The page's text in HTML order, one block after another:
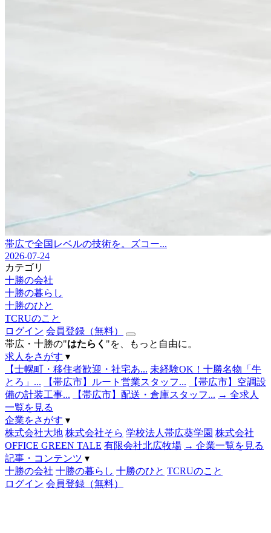
帯広で全国レベルの技術を。ズコー...
2026-07-24
カテゴリ
十勝の会社
十勝の暮らし
十勝のひと
TCRUのこと
ログイン 会員登録（無料）
帯広・十勝の"はたらく "を、もっと自由に。
求人をさがす ▾
【士幌町・移住者歓迎・社宅あ... 未経験OK！十勝名物「牛
とろ」...
【帯広市】ルート営業スタッフ...
【帯広市】空調設
備の計装工事...
【帯広市】配送・倉庫スタッフ... → 全求人
一覧を見る
企業をさがす ▾
株式会社大地 株式会社そら 学校法人帯広葵学園 株式会社
OFFICE GREEN TALE 有限会社北広牧場 → 企業一覧を見る
記事・コンテンツ ▾
十勝の会社 十勝の暮らし 十勝のひと TCRUのこと
ログイン 会員登録（無料）